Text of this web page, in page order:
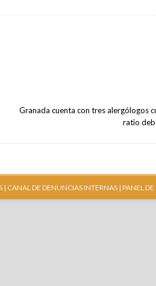
Granada cuenta con tres alergólogos
ratio
| CANAL DE DENUNCIAS INTERNAS | PANEL